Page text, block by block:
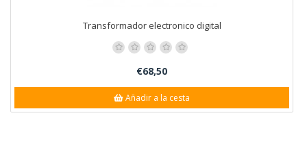
Transformador electronico digital
€68,50
Añadir a la cesta